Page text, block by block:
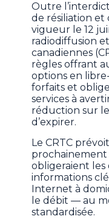
Outre
de résiliation et
vigueur le 12
radiodiffusion
canadiennes
règles offrant
options en
forfaits et
services à
réduction sur
d’expirer.
Le CRTC
prochainement
obligeraient
informations
Internet à
le débit — au
standardisée.